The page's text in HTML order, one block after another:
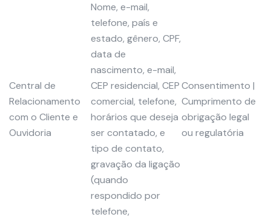
Central de
Relacionamento
com o Cliente e
Ouvidoria
Nome, e-mail,
telefone, país e
estado, gênero, CPF,
data de
nascimento, e-mail,
CEP residencial, CEP
comercial, telefone,
horários que deseja
ser contatado, e
tipo de contato,
gravação da ligação
(quando
respondido por
telefone,
Consentimento |
Cumprimento de
obrigação legal
ou regulatória